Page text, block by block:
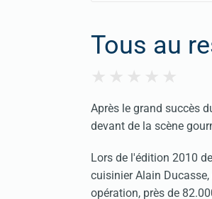
Tous au
Après le grand succès
devant de la scène
Lors de l'édition 2010
cuisinier Alain
opération, près de